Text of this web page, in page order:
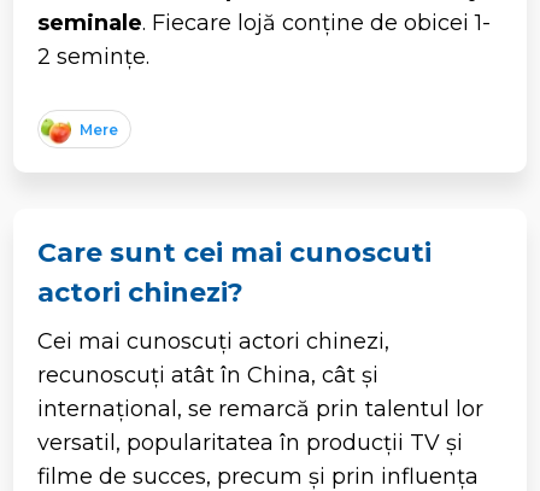
seminale. Fiecare lojă conține de obicei 1-
2 semințe.
Mere
Care sunt cei mai cunoscuti
actori chinezi?
Cei mai cunoscuți actori chinezi,
recunoscuți atât în China, cât și
internațional, se remarcă prin talentul lor
versatil, popularitatea în producții TV și
filme de succes, precum și prin influența